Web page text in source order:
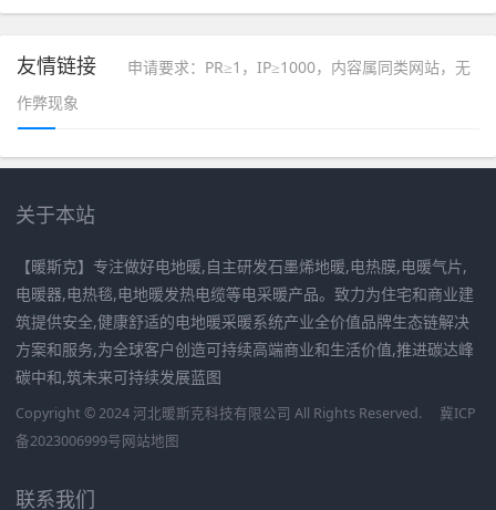
友情链接
申请要求：PR≥1，IP≥1000，内容属同类网站，无
作弊现象
关于本站
【暖斯克】专注做好电地暖,自主研发石墨烯地暖,电热膜,电暖气片,
电暖器,电热毯,电地暖发热电缆等电采暖产品。致力为住宅和商业建
筑提供安全,健康舒适的电地暖采暖系统产业全价值品牌生态链解决
方案和服务,为全球客户创造可持续高端商业和生活价值,推进碳达峰
碳中和,筑未来可持续发展蓝图
Copyright © 2024 河北暖斯克科技有限公司 All Rights Reserved.
冀ICP
备2023006999号网站地图
联系我们